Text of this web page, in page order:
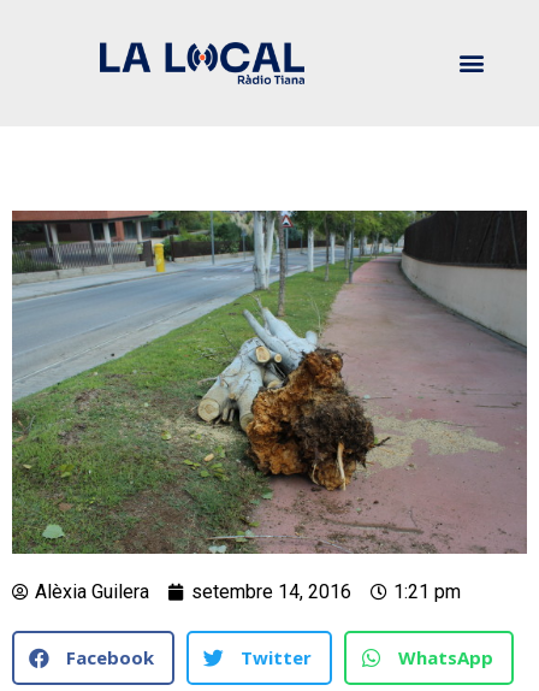
Alèxia Guilera setembre 14, 2016 1:21 pm
Facebook Twitter WhatsApp